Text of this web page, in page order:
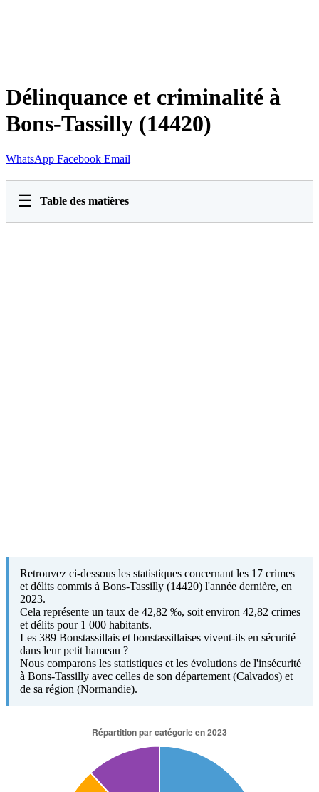
Délinquance et criminalité à
Bons-Tassilly (14420)
WhatsApp Facebook Email
☰ Table des matières
Retrouvez ci-dessous les statistiques concernant les 17 crimes
et délits commis à Bons-Tassilly (14420) l'année dernière, en
2023.
Cela représente un taux de 42,82 ‰, soit environ 42,82 crimes
et délits pour 1 000 habitants.
Les 389 Bonstassillais et bonstassillaises vivent-ils en sécurité
dans leur petit hameau ?
Nous comparons les statistiques et les évolutions de l'insécurité
à Bons-Tassilly avec celles de son département (Calvados) et
de sa région (Normandie).